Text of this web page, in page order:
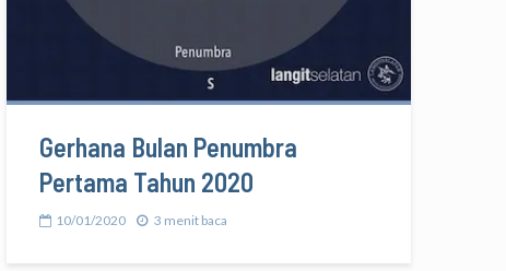
Gerhana Bulan Penumbra
Pertama Tahun 2020
10/01/2020 3 menit baca